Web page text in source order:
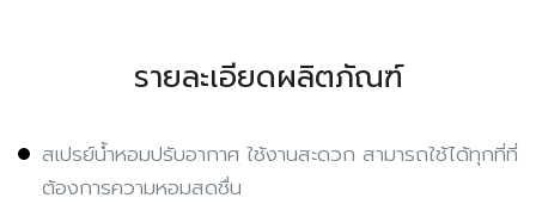
รายละเอียดผลิตภัณฑ์
สเปรย์น้ำหอมปรับอากาศ ใช้งานสะดวก สามารถใช้ได้ทุกที่ที่
ต้องการความหอมสดชื่น